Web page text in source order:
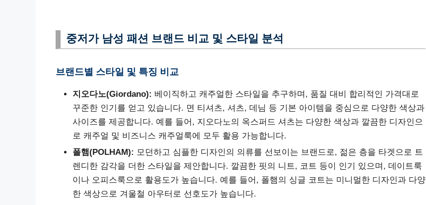
중저가 남성 패션 브랜드 비교 및 스타일 분석
브랜드별 스타일 및 특징 비교
지오다노(Giordano): 베이직하고 캐주얼한 스타일을 추구하며, 품질 대비 합리적인 가격대로
꾸준한 인기를 얻고 있습니다. 면 티셔츠, 셔츠, 데님 등 기본 아이템을 중심으로 다양한 색상과
사이즈를 제공합니다. 예를 들어, 지오다노의 옥스퍼드 셔츠는 다양한 색상과 깔끔한 디자인으
로 캐주얼 및 비즈니스 캐주얼룩에 모두 활용 가능합니다.
폴햄(POLHAM): 모던하고 심플한 디자인의 의류를 선보이는 브랜드로, 젊은 층을 타겟으로 트
렌디한 감각을 더한 스타일을 제안합니다. 깔끔한 핏의 니트, 코트 등이 인기 있으며, 데이트룩
이나 오피스룩으로 활용도가 높습니다. 예를 들어, 폴햄의 싱글 코트는 미니멀한 디자인과 다양
한 색상으로 겨울철 아우터로 선호도가 높습니다.